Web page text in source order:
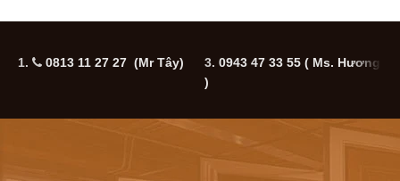
1. 0813 11 27 27 (Mr Tây) 3. 0943 47 33 55 ( Ms. Hương
)